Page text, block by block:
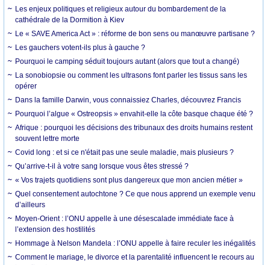
Les enjeux politiques et religieux autour du bombardement de la
cathédrale de la Dormition à Kiev
Le « SAVE America Act » : réforme de bon sens ou manœuvre partisane ?
Les gauchers votent-ils plus à gauche ?
Pourquoi le camping séduit toujours autant (alors que tout a changé)
La sonobiopsie ou comment les ultrasons font parler les tissus sans les
opérer
Dans la famille Darwin, vous connaissiez Charles, découvrez Francis
Pourquoi l’algue « Ostreopsis » envahit-elle la côte basque chaque été ?
Afrique : pourquoi les décisions des tribunaux des droits humains restent
souvent lettre morte
Covid long : et si ce n'était pas une seule maladie, mais plusieurs ?
Qu’arrive-t-il à votre sang lorsque vous êtes stressé ?
« Vos trajets quotidiens sont plus dangereux que mon ancien métier »
Quel consentement autochtone ? Ce que nous apprend un exemple venu
d’ailleurs
Moyen-Orient : l’ONU appelle à une désescalade immédiate face à
l’extension des hostilités
Hommage à Nelson Mandela : l’ONU appelle à faire reculer les inégalités
Comment le mariage, le divorce et la parentalité influencent le recours au